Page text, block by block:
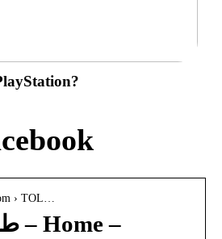
› TOL…